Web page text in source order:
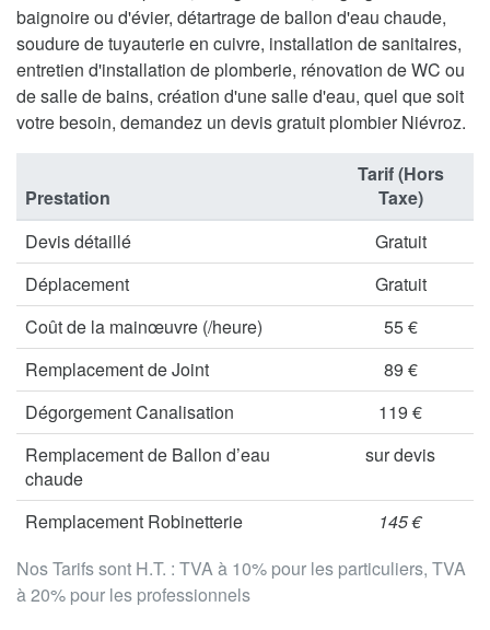
baignoire ou d'évier, détartrage de ballon d'eau chaude,
soudure de tuyauterie en cuivre, installation de sanitaires,
entretien d'installation de plomberie, rénovation de WC ou
de salle de bains, création d'une salle d'eau, quel que soit
votre besoin, demandez un devis gratuit plombier Niévroz.
Nos Tarifs sont H.T. : TVA à 10% pour les particuliers, TVA
à 20% pour les professionnels
Prestation
Tarif (Hors
Taxe)
Devis détaillé
Gratuit
Déplacement
Gratuit
Coût de la mainœuvre (/heure)
55 €
Remplacement de Joint
89 €
Dégorgement Canalisation
119 €
Remplacement de Ballon d’eau
chaude
sur devis
Remplacement Robinetterie 145 €